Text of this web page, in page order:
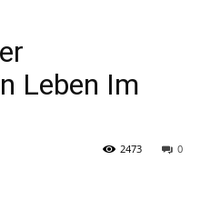
Leben Im
0
2473